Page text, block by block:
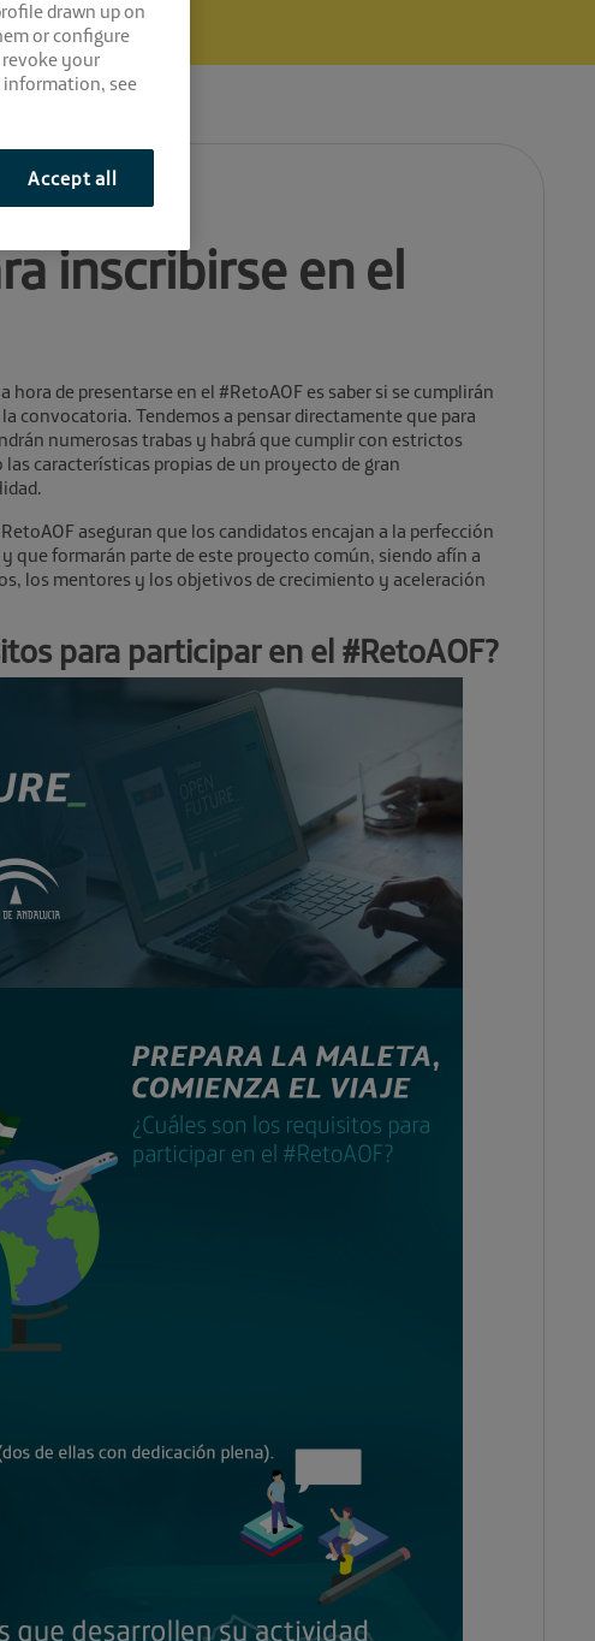
inscribirse en el
hora de presentarse en el #RetoAOF es saber si se cumplirán
convocatoria. Tendemos a pensar directamente que para
numerosas trabas y habrá que cumplir con estrictos
características propias de un proyecto de gran
aseguran que los candidatos encajan a la perfección
que formarán parte de este proyecto común, siendo afín a
los mentores y los objetivos de crecimiento y aceleración
para participar en el #RetoAOF?
drawn up on
or configure
your
see
Accept all